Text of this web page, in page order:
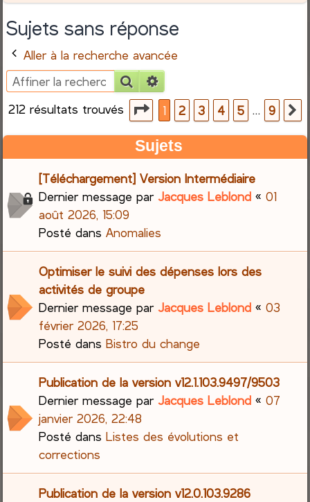
e
r
Sujets sans réponse
Aller à la recherche avancée
Rechercher
212 résultats trouvés
Page1sur
1 2 3 4 5 … 9
Sujets
[Téléchargement] Version Intermédiaire
Dernier message parJacques Leblond «01
août 2026, 15:09
Posté dansAnomalies
Optimiser le suivi des dépenses lors des
activités de groupe
Dernier message parJacques Leblond «03
février 2026, 17:25
Posté dansBistro du change
Publication de la version v12.1.103.9497/9503
Dernier message parJacques Leblond «07
janvier 2026, 22:48
Posté dansListes des évolutions et
corrections
Publication de la version v12.0.103.9286